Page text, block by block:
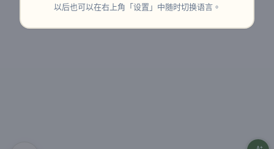
以后也可以在右上角「设置」中随时切换语言。